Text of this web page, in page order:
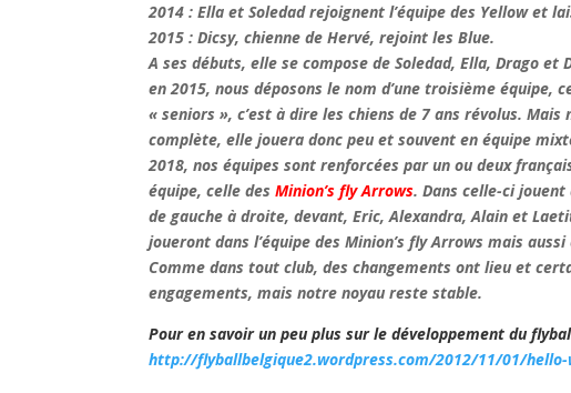
2014 : Ella et Soledad rejoignent l’équipe des Yellow et
2015 : Dicsy, chienne de Hervé, rejoint les Blue.
A ses débuts, elle se compose de Soledad, Ella, Drago et
en 2015, nous déposons le nom d’une troisième équipe,
« seniors », c’est à dire les chiens de 7 ans révolus.
complète, elle joueradoncpeu et souvent en équipe
2018, nos équipes sont renforcées par un ou deux
équipe, celle desMinion’s fly Arrows. Dans celle-ci
de gauche à droite, devant, Eric, Alexandra, Alain et
joueront dans l’équipe des Minion’s fly Arrows mais
Comme dans tout club, des changements ont lieu et
engagements, mais notre noyau reste stable.
Pour en savoir un peu plus sur le développement du
http://flyballbelgique2.wordpress.com/2012/11/01/